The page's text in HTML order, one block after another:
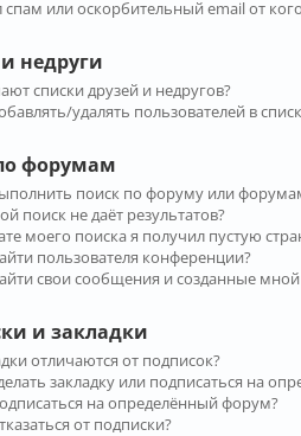
спам или оскорбительный email от
недруги
списки друзей и недругов?
удалять пользователей в
форумам
поиск по форуму или
поиск не даёт результатов?
моего поиска я получил пустую
пользователя конференции?
свои сообщения и созданные
и закладки
отличаются от подписок?
закладку или подписаться на
на определённый форум?
от подписки?